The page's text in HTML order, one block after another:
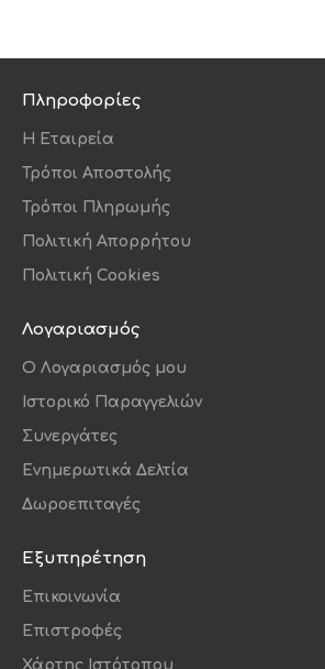
Πληροφορίες
Η Εταιρεία
Τρόποι Αποστολής
Τρόποι Πληρωμής
Πολιτική Απορρήτου
Πολιτική Cookies
Λογαριασμός
O Λογαριασμός μου
Ιστορικό Παραγγελιών
Συνεργάτες
Ενημερωτικά Δελτία
Δωροεπιταγές
Εξυπηρέτηση
Επικοινωνία
Επιστροφές
Χάρτης Ιστότοπου